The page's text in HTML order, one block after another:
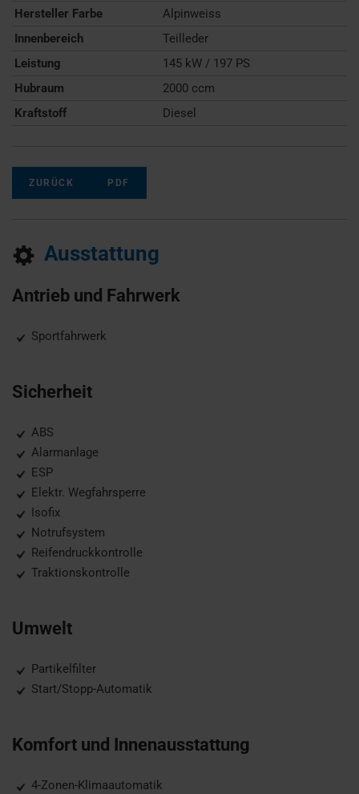
Hersteller Farbe
Alpinweiss
Innenbereich
Teilleder
Leistung
145 kW / 197 PS
Hubraum
2000 ccm
Kraftstoff
Diesel
ZURÜCK PDF
Ausstattung
Antrieb und Fahrwerk
Sportfahrwerk
Sicherheit
ABS
Alarmanlage
ESP
Elektr. Wegfahrsperre
Isofix
Notrufsystem
Reifendruckkontrolle
Traktionskontrolle
Umwelt
Partikelfilter
Start/Stopp-Automatik
Komfort und Innenausstattung
4-Zonen-Klimaautomatik